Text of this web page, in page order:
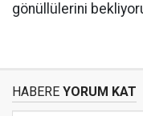
gönüllülerini
HABERE YORUM KAT